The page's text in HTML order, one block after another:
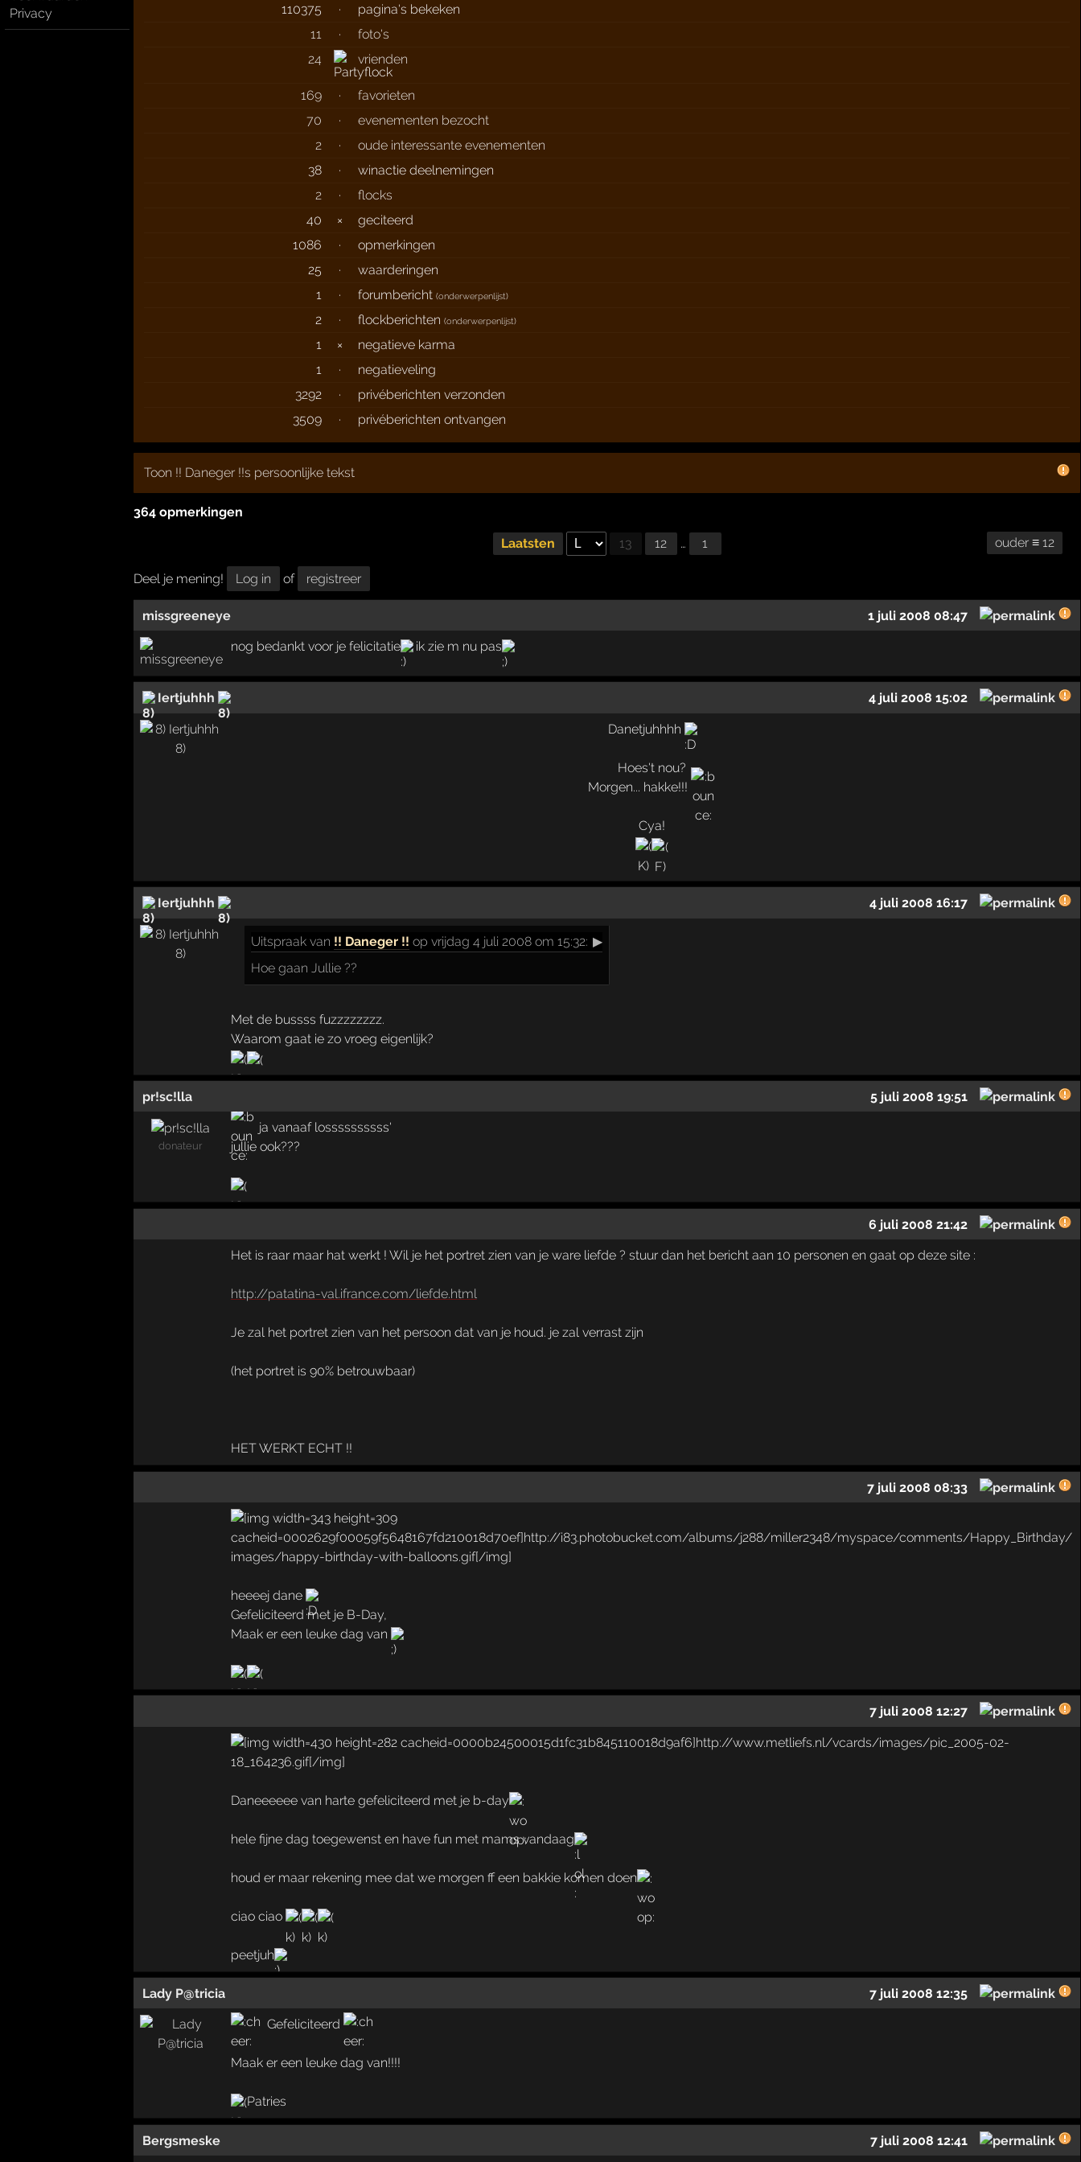
Privacy
110375 ·
pagina's bekeken
11
·
foto's
24
vrienden
169 ·
favorieten
70
·
evenementen bezocht
2
·
oude interessante evenementen
38
·
winactie deelnemingen
2
·
flocks
40
×
geciteerd
1086
·
opmerkingen
25
·
waarderingen
1
· forumbericht(onderwerpenlijst)
2 · flockberichten(onderwerpenlijst)
1 ×
negatieve karma
1
·
negatieveling
3292
·
privéberichten verzonden
3509
· privéberichten ontvangen
Toon !! Daneger !!s persoonlijke tekst
364 opmerkingen
Laatsten 13 12 … 1 ouder ≡ 12
Deel je mening! Log in of registreer
missgreeneye 1 juli 2008 08:47
nog bedankt voor je felicitatie ik zie m nu pas
Iertjuhhh 4 juli 2008 15:02
Danetjuhhhh
Hoes't nou?
Morgen... hakke!!!
Cya!
Iertjuhhh 4 juli 2008 16:17
Uitspraakvan !! Daneger !! op vrijdag 4 juli 2008 om 15:32: ▶
Hoe gaan Jullie ??
Met de bussss fuzzzzzzzz.
Waarom gaat ie zo vroeg eigenlijk?
pr!sc!lla 5 juli 2008 19:51
donateur
ja vanaaf lossssssssss'
jullie ook???
6 juli 2008 21:42
Het is raar maar hat werkt ! Wil je het portret zien van je ware liefde ? stuur dan het bericht aan 10 personen en gaat op deze site :
http://patatina-val.ifrance.com/liefde.html
Je zal het portret zien van het persoon dat van je houd. je zal verrast zijn
(het portret is 90% betrouwbaar)
HET WERKT ECHT !!
7 juli 2008 08:33
heeeej dane
Gefeliciteerd met je B-Day,
Maak er een leuke dag van
7 juli 2008 12:27
Daneeeeee van harte gefeliciteerd met je b-day
hele fijne dag toegewenst en have fun met mams vandaag
houd er maar rekening mee dat we morgen ff een bakkie komen doen
ciao ciao
peetjuh
Lady P@tricia 7 juli 2008 12:35
Gefeliciteerd
Maak er een leuke dag van!!!!
Patries
Bergsmeske 7 juli 2008 12:41